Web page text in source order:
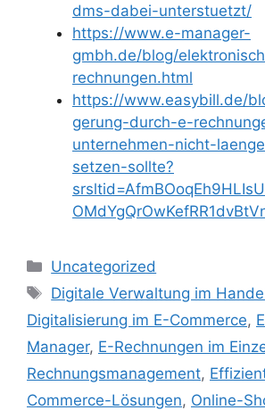
dms-dabei-unterstuetzt/
https://www.e-manager-
gmbh.de/blog/
rechnungen.html
https://www.easybill.de/
gerung-durch-e-
unternehmen-nicht-
setzen-sollte?
Kategorien
Uncategorized
Schlagwörter
Digitale Verwaltung im
Digitalisierung im E-Commerce,
Manager, E-Rechnungen im
Rechnungsmanagement,
Commerce-Lösungen, Online-